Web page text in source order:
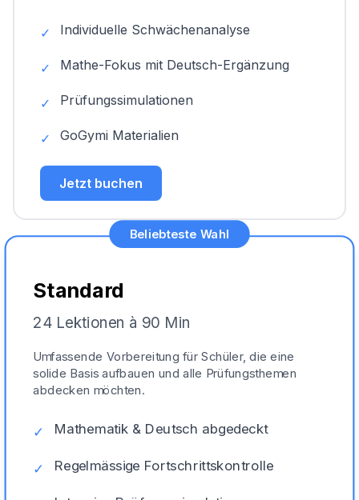
✓ Individuelle Schwächenanalyse
✓ Mathe-Fokus mit Deutsch-Ergänzung
✓ Prüfungssimulationen
✓ GoGymi Materialien
Jetzt buchen
Beliebteste Wahl
Standard
24 Lektionen à 90 Min
Umfassende Vorbereitung für Schüler, die eine
solide Basis aufbauen und alle Prüfungsthemen
abdecken möchten.
✓ Mathematik & Deutsch abgedeckt
✓ Regelmässige Fortschrittskontrolle